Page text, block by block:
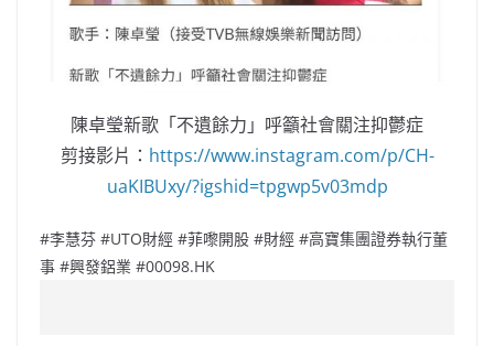
陳卓瑩新歌「不遺餘力」呼籲社會關注抑鬱症
剪接影片： https://www.instagram.com/p/CH-
uaKIBUxy/?igshid=tpgwp5v03mdp
#李慧芬 #UTO財經 #菲嚟開股 #財經 #高寶集團證券執行董
事 #興發鋁業 #00098.HK